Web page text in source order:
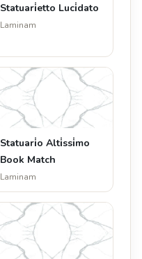
Statuari̇etto Luci̇dato
Laminam
Statuari̇o Alti̇ssi̇mo
Book Match
Laminam